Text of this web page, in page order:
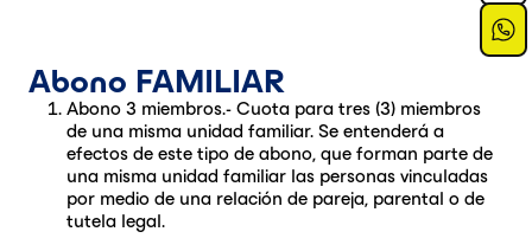
Abono FAMILIAR
Abono 3 miembros.- Cuota para tres (3) miembros
de una misma unidad familiar. Se entenderá a
efectos de este tipo de abono, que forman parte de
una misma unidad familiar las personas vinculadas
por medio de una relación de pareja, parental o de
tutela legal.